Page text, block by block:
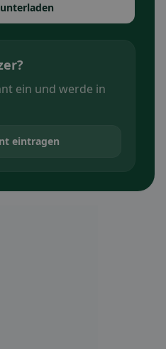
ein und werde in
eintragen